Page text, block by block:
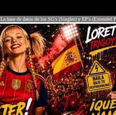
La base de datos de los SG's (Singles) y EP's (Extended